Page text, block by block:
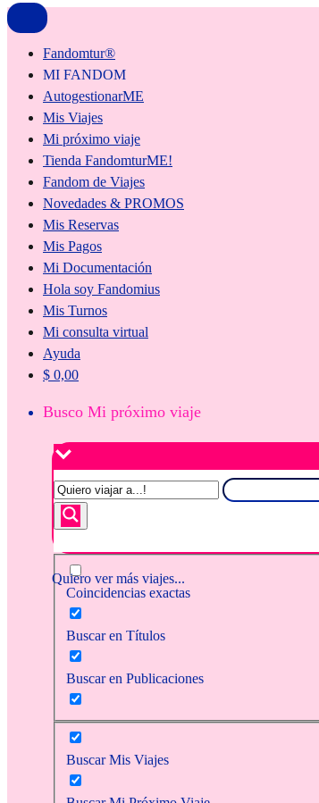
Fandomtur®
MI FANDOM
AutogestionarME
Mis Viajes
Mi próximo viaje
Tienda FandomturME!
Fandom de Viajes
Novedades & PROMOS
Mis Reservas
Mis Pagos
Mi Documentación
Hola soy Fandomius
Mis Turnos
Mi consulta virtual
Ayuda
$ 0,00
Busco Mi próximo viaje
Quiero ver más viajes...
Coincidencias exactas
Buscar en Títulos
Buscar en Publicaciones
Buscar Mis Viajes